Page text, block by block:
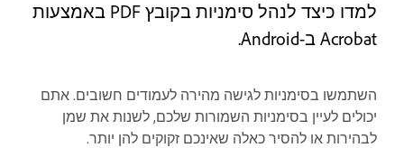
למדו כיצד לנהל סימניות בקובץ PDF באמצעות
Acrobat ב-Android.
השתמשו בסימניות לגישה מהירה לעמודים חשובים. אתם
יכולים לעיין בסימניות השמורות שלכם, לשנות את שמן
לבהירות או להסיר כאלה שאינכם זקוקים להן יותר.